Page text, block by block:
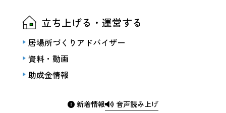
新着情報 音声読み上げ
立ち上げる・運営する
居場所づくりアドバイザー
資料・動画
助成金情報